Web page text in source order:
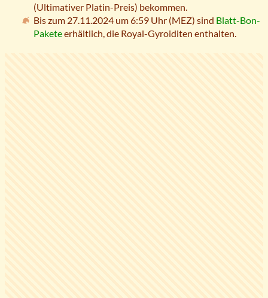
(Ultimativer Platin-Preis) bekommen.
Bis zum 27.11.2024 um 6:59 Uhr (MEZ) sind Blatt-Bon-
Paketeerhältlich, die Royal-Gyroiditen enthalten.